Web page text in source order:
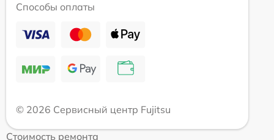
Способы оплаты
© 2026 Сервисный центр Fujitsu
Стоимость ремонта